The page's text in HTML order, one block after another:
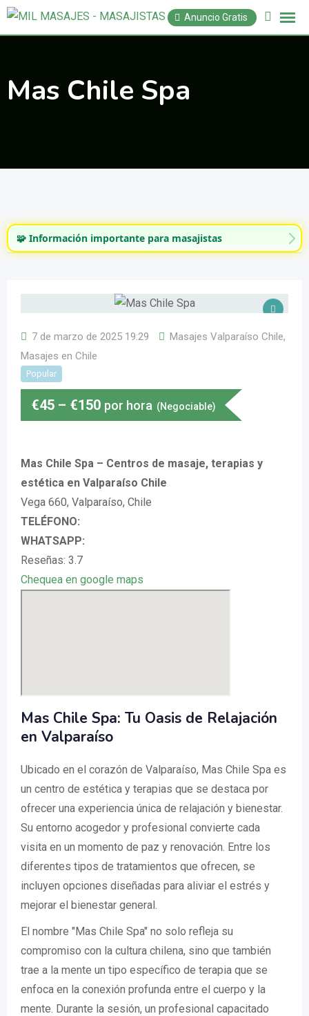
Saltar
Anuncio Gratis
Mas Chile Spa
🧩 Información importante para masajistas
7 de marzo de 2025 19:29 Masajes Valparaíso Chile,
Masajes en Chile
Popular
€45 – €150 por hora (Negociable)
Mas Chile Spa – Centros de masaje, terapias y
estética en Valparaíso Chile
Vega 660, Valparaíso, Chile
TELÉFONO:
WHATSAPP:
Reseñas: 3.7
Chequea en google maps
Mas Chile Spa: Tu Oasis de Relajación
en Valparaíso
Ubicado en el corazón de Valparaíso, Mas Chile Spa es
un centro de estética y terapias que se destaca por
ofrecer una experiencia única de relajación y bienestar.
Su entorno acogedor y profesional convierte cada
visita en un momento de paz y renovación. Entre los
diferentes tipos de tratamientos que ofrecen, se
incluyen opciones diseñadas para aliviar el estrés y
mejorar el bienestar general.
El nombre "Mas Chile Spa" no solo refleja su
compromiso con la cultura chilena, sino que también
trae a la mente un tipo específico de terapia que se
enfoca en la conexión profunda entre el cuerpo y la
mente. Durante la sesión, un profesional capacitado